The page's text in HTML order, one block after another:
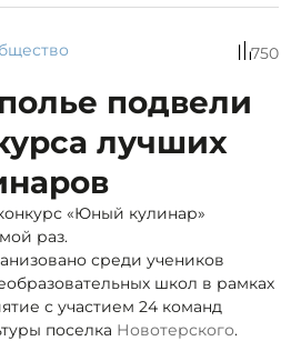
750
подвели
лучших
«Юный кулинар»
раз.
среди учеников
школ в рамках
с участием 24 команд
поселка Новотерского.